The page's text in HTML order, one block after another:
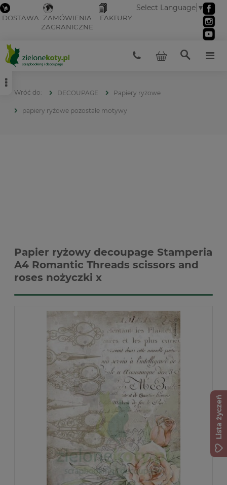
DOSTAWA ZAMÓWIENIA
ZAGRANICZNE
FAKTURY
Select Language ▼
DECOUPAGE Papiery ryżowe
papiery ryżowe pozostałe motywy
Papier ryżowy decoupage Stamperia
A4 Romantic Threads scissors and
roses nożyczki x
Lista życzeń